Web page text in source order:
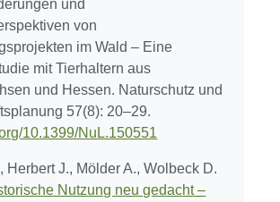
und
von
im Wald – Eine
mit Tierhaltern aus
und Hessen. Naturschutz und
57(8): 20–29.
10.1399/NuL.150551
Herbert J., Mölder A., Wolbeck D.
Nutzung neu gedacht –